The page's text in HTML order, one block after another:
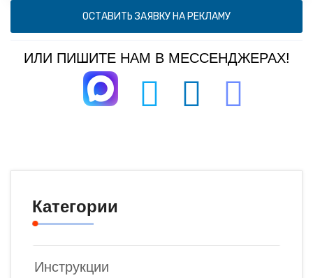
ОСТАВИТЬ ЗАЯВКУ НА РЕКЛАМУ
ИЛИ ПИШИТЕ НАМ В МЕССЕНДЖЕРАХ!
Категории
Инструкции